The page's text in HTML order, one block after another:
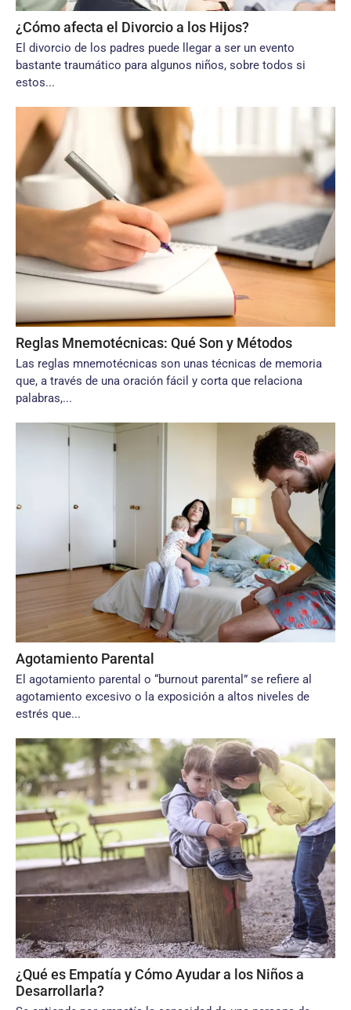
¿Cómo afecta el Divorcio a los Hijos?
El divorcio de los padres puede llegar a ser un evento
bastante traumático para algunos niños, sobre todos si
estos...
Reglas Mnemotécnicas: Qué Son y Métodos
Las reglas mnemotécnicas son unas técnicas de memoria
que, a través de una oración fácil y corta que relaciona
palabras,...
Agotamiento Parental
El agotamiento parental o “burnout parental” se refiere al
agotamiento excesivo o la exposición a altos niveles de
estrés que...
¿Qué es Empatía y Cómo Ayudar a los Niños a
Desarrollarla?